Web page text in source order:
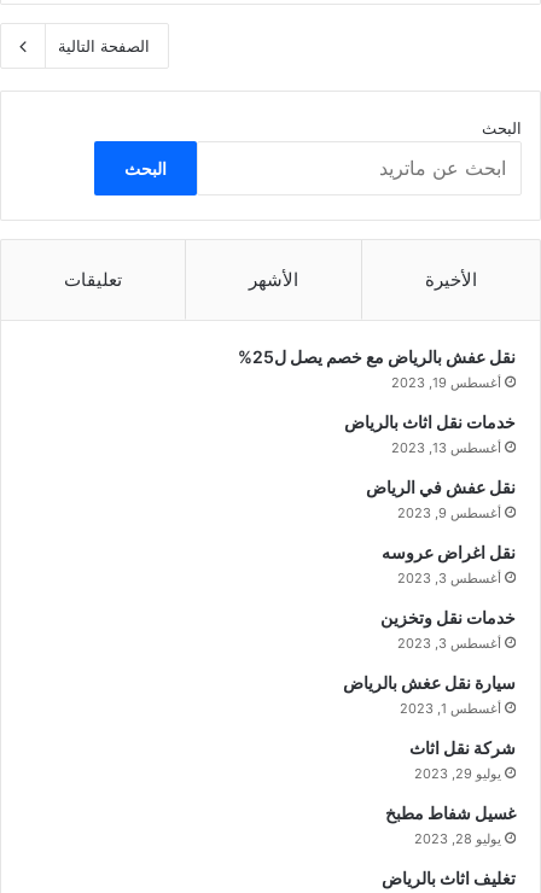
الصفحة التالية
البحث
البحث
الأخيرة الأشهر تعليقات
نقل عفش بالرياض مع خصم يصل ل25%
أغسطس 19, 2023
خدمات نقل اثاث بالرياض
أغسطس 13, 2023
نقل عفش في الرياض
أغسطس 9, 2023
نقل اغراض عروسه
أغسطس 3, 2023
خدمات نقل وتخزين
أغسطس 3, 2023
سيارة نقل عغش بالرياض
أغسطس 1, 2023
شركة نقل اثاث
يوليو 29, 2023
غسيل شفاط مطبخ
يوليو 28, 2023
تغليف اثاث بالرياض